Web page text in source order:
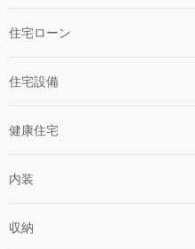
住宅ローン
住宅設備
健康住宅
内装
収納